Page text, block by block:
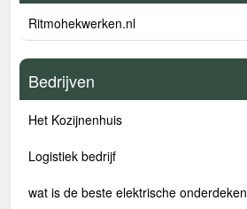
Ritmohekwerken.nl
Bedrijven
Het Kozijnenhuis
Logistiek bedrijf
wat is de beste elektrische onderdeken